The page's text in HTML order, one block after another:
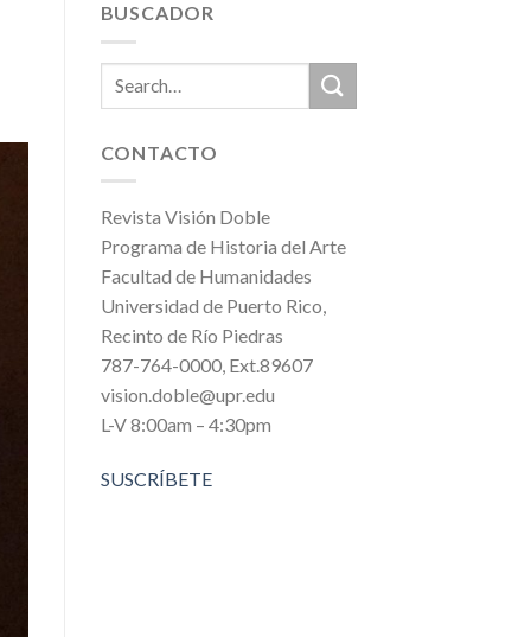
BUSCADOR
CONTACTO
Revista Visión Doble
Programa de Historia del Arte
Facultad de Humanidades
Universidad de Puerto Rico,
Recinto de Río Piedras
787-764-0000, Ext.89607
vision.doble@upr.edu
L-V 8:00am – 4:30pm
SUSCRÍBETE